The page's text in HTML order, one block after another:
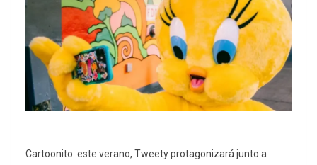
Cartoonito: este verano, Tweety protagonizará junto a